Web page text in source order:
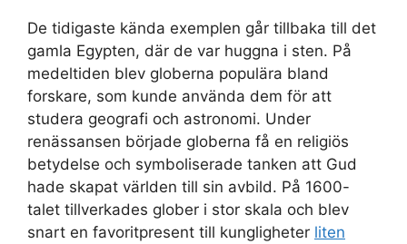
De tidigaste kända exemplen går tillbaka till det
gamla Egypten, där de var huggna i sten. På
medeltiden blev globerna populära bland
forskare, som kunde använda dem för att
studera geografi och astronomi. Under
renässansen började globerna få en religiös
betydelse och symboliserade tanken att Gud
hade skapat världen till sin avbild. På 1600-
talet tillverkades glober i stor skala och blev
snart en favoritpresent till kungligheter liten